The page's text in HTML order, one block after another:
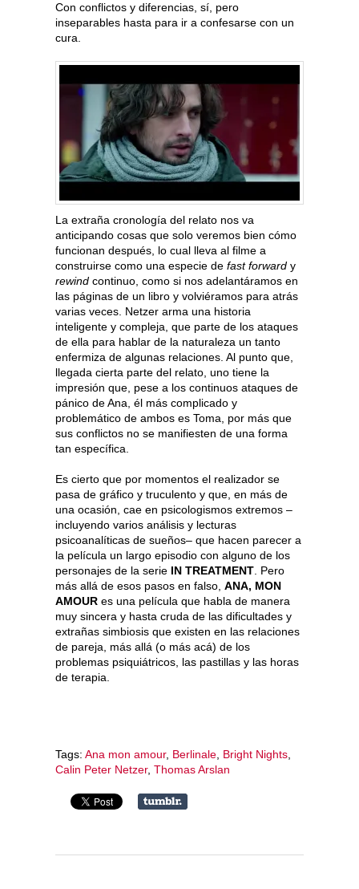
Con conflictos y diferencias, sí, pero
inseparables hasta para ir a confesarse con un
cura.
La extraña cronología del relato nos va
anticipando cosas que solo veremos bien cómo
funcionan después, lo cual lleva al filme a
construirse como una especie de fast forward y
rewind continuo, como si nos adelantáramos en
las páginas de un libro y volviéramos para atrás
varias veces. Netzer arma una historia
inteligente y compleja, que parte de los ataques
de ella para hablar de la naturaleza un tanto
enfermiza de algunas relaciones. Al punto que,
llegada cierta parte del relato, uno tiene la
impresión que, pese a los continuos ataques de
pánico de Ana, él más complicado y
problemático de ambos es Toma, por más que
sus conflictos no se manifiesten de una forma
tan específica.
Es cierto que por momentos el realizador se
pasa de gráfico y truculento y que, en más de
una ocasión, cae en psicologismos extremos –
incluyendo varios análisis y lecturas
psicoanalíticas de sueños– que hacen parecer a
la película un largo episodio con alguno de los
personajes de la serie IN TREATMENT . Pero
más allá de esos pasos en falso, ANA, MON
AMOUR es una película que habla de manera
muy sincera y hasta cruda de las dificultades y
extrañas simbiosis que existen en las relaciones
de pareja, más allá (o más acá) de los
problemas psiquiátricos, las pastillas y las horas
de terapia.
Tags: Ana mon amour, Berlinale Bright Nights
Calin Peter Netzer, Thomas Arslan